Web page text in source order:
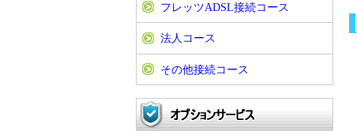
フレッツADSL接続コース
法人コース
その他接続コース